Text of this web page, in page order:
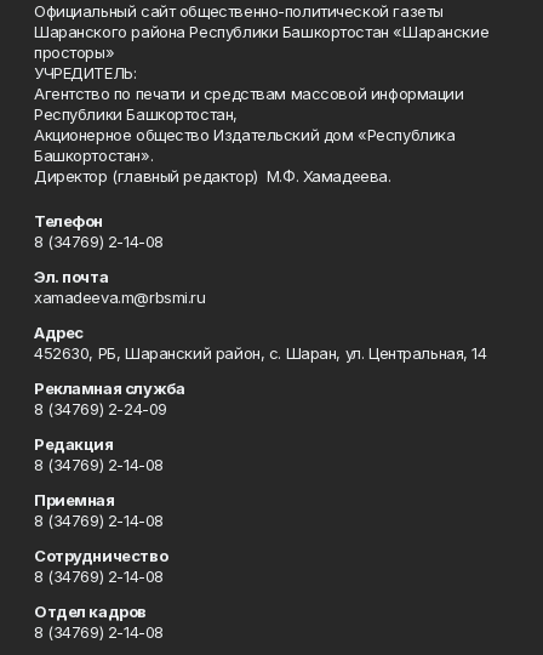
Официальный сайт общественно-политической газеты
Шаранского района Республики Башкортостан «Шаранские
просторы»
УЧРЕДИТЕЛЬ:
Агентство по печати и средствам массовой информации
Республики Башкортостан,
Акционерное общество Издательский дом «Республика
Башкортостан».
Директор (главный редактор) М.Ф. Хамадеева.
Телефон
8 (34769) 2-14-08
Эл. почта
xamadeeva.m@rbsmi.ru
Адрес
452630, РБ, Шаранский район, с. Шаран, ул. Центральная, 14
Рекламная служба
8 (34769) 2-24-09
Редакция
8 (34769) 2-14-08
Приемная
8 (34769) 2-14-08
Сотрудничество
8 (34769) 2-14-08
Отдел кадров
8 (34769) 2-14-08